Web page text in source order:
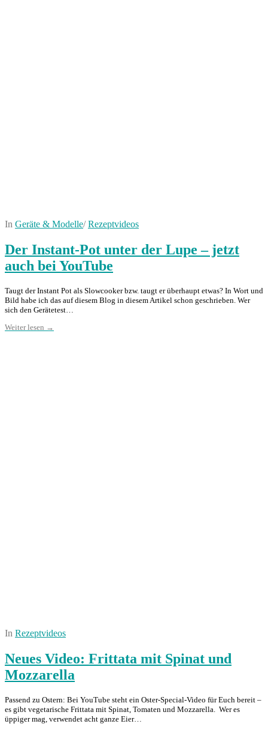
In Geräte & Modelle/ Rezeptvideos
Der Instant-Pot unter der Lupe – jetzt
auch bei YouTube
Taugt der Instant Pot als Slowcooker bzw. taugt er überhaupt etwas? In Wort und
Bild habe ich das auf diesem Blog in diesem Artikel schon geschrieben. Wer
sich den Gerätetest…
Weiter lesen →
In Rezeptvideos
Neues Video: Frittata mit Spinat und
Mozzarella
Passend zu Ostern: Bei YouTube steht ein Oster-Special-Video für Euch bereit –
es gibt vegetarische Frittata mit Spinat, Tomaten und Mozzarella. Wer es
üppiger mag, verwendet acht ganze Eier…